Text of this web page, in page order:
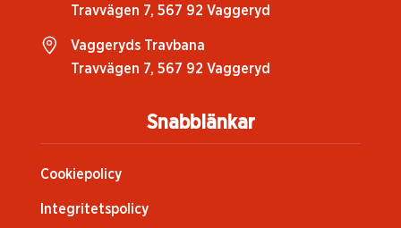
Snabblänkar
Cookiepolicy
Integritetspolicy
Travvägen 7, 567 92 Vaggeryd
Vaggeryds Travbana
Travvägen 7, 567 92 Vaggeryd